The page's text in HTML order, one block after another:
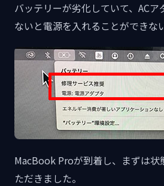
バッテリーが劣化していて、AC
ないと電源を入れることができな
MacBook Proが到着し、まずは状
ただきました。